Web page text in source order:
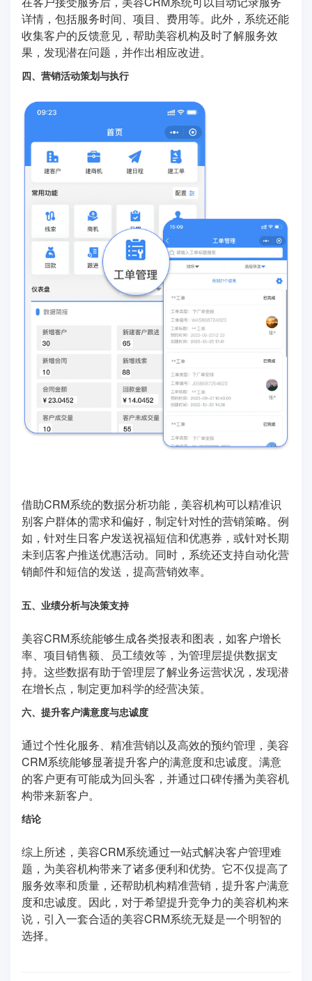
详情，包括服务时间、项目、费用等。此外，系统还能
收集客户的反馈意见，帮助美容机构及时了解服务效
果，发现潜在问题，并作出相应改进。
四、营销活动策划与执行
借助CRM系统的数据分析功能，美容机构可以精准识
别客户群体的需求和偏好，制定针对性的营销策略。例
如，针对生日客户发送祝福短信和优惠券，或针对长期
未到店客户推送优惠活动。同时，系统还支持自动化营
销邮件和短信的发送，提高营销效率。
五、业绩分析与决策支持
美容CRM系统能够生成各类报表和图表，如客户增长
率、项目销售额、员工绩效等，为管理层提供数据支
持。这些数据有助于管理层了解业务运营状况，发现潜
在增长点，制定更加科学的经营决策。
六、提升客户满意度与忠诚度
通过个性化服务、精准营销以及高效的预约管理，美容
CRM系统能够显著提升客户的满意度和忠诚度。满意
的客户更有可能成为回头客，并通过口碑传播为美容机
构带来新客户。
结论
综上所述，美容CRM系统通过一站式解决客户管理难
题，为美容机构带来了诸多便利和优势。它不仅提高了
服务效率和质量，还帮助机构精准营销，提升客户满意
度和忠诚度。因此，对于希望提升竞争力的美容机构来
说，引入一套合适的美容CRM系统无疑是一个明智的
选择。